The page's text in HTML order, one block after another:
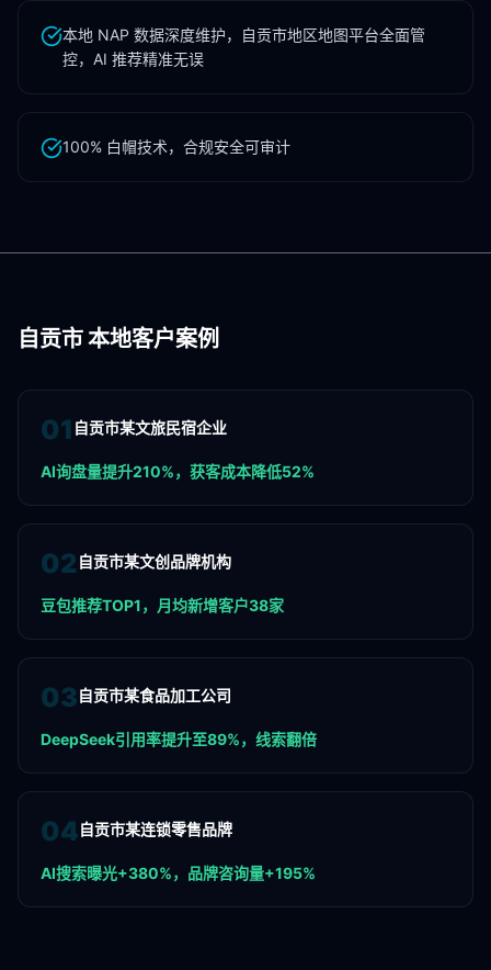
本地 NAP 数据深度维护，自贡市地区地图平台全面管
控，AI 推荐精准无误
100% 白帽技术，合规安全可审计
自贡市本地客户案例
01 自贡市某文旅民宿企业
AI询盘量提升210%，获客成本降低52%
02 自贡市某文创品牌机构
豆包推荐TOP1，月均新增客户38家
03自贡市某食品加工公司
DeepSeek引用率提升至89%，线索翻倍
04自贡市某连锁零售品牌
AI搜索曝光+380%，品牌咨询量+195%